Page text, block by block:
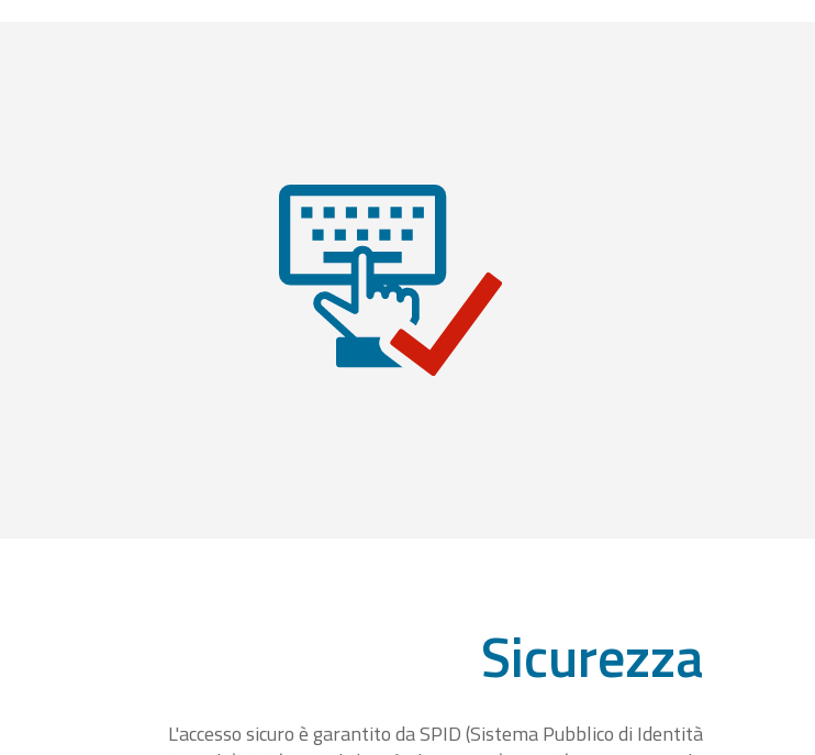
Sicurezza
L'accesso sicuro è garantito da SPID (Sistema Pubblico di Identità